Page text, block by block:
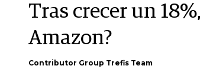
Tras crecer un
Amazon?
Contributor Group Trefis Team